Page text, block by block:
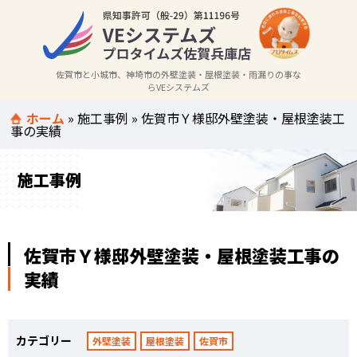
佐賀市と小城市、神埼市の外壁塗装・屋根塗装・雨漏りの事な
らVEシステムズ
ホーム »施工事例 »佐賀市Ｙ様邸外壁塗装・屋根塗装工
事の実績
施工事例
佐賀市Ｙ様邸外壁塗装・屋根塗装工事の
実績
カテゴリー 外壁塗装 屋根塗装 佐賀市